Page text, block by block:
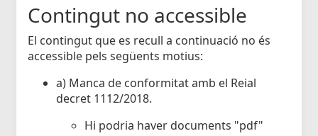
Contingut no accessible
El contingut que es recull a continuació no és
accessible pels següents motius:
a) Manca de conformitat amb el Reial
decret 1112/2018.
Hi podria haver documents "pdf"